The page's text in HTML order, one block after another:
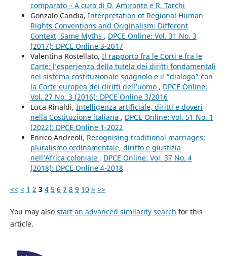
comparato – A cura di D. Amirante e R. Tarchi
Gonzalo Candia, Interpretation of Regional Human
Rights Conventions and Originalism: Different
Context, Same Myths , DPCE Online: Vol. 31 No. 3
(2017): DPCE Online 3-2017
Valentina Rostellato, Il rapporto fra le Corti e fra le
Carte: l’esperienza della tutela dei diritti fondamentali
nel sistema costituzionale spagnolo e il “dialogo” con
la Corte europea dei diritti dell’uomo , DPCE Online:
Vol. 27 No. 3 (2016): DPCE Online 3/2016
Luca Rinaldi, Intelligenza artificiale, diritti e doveri
nella Costituzione italiana , DPCE Online: Vol. 51 No. 1
(2022): DPCE Online 1-2022
Enrico Andreoli, Recognising traditional marriages:
pluralismo ordinamentale, diritto e giustizia
nell’Africa coloniale , DPCE Online: Vol. 37 No. 4
(2018): DPCE Online 4-2018
<< < 1 2 3 4 5 6 7 8 9 10 > >>
You may also start an advanced similarity search for this
article.